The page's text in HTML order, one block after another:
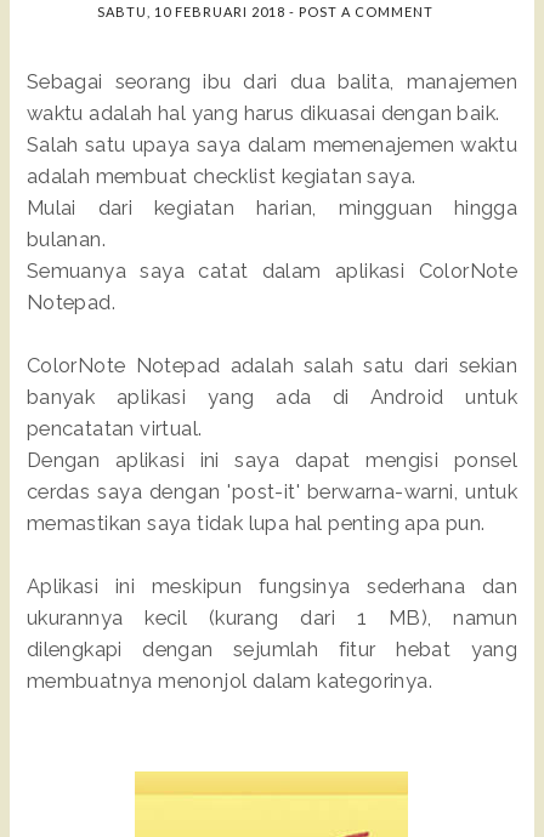
SABTU, 10 FEBRUARI 2018 - POST A COMMENT
Sebagai seorang ibu dari dua balita, manajemen
waktu adalah hal yang harus dikuasai dengan baik.
Salah satu upaya saya dalam memenajemen waktu
adalah membuat checklist kegiatan saya.
Mulai dari kegiatan harian, mingguan hingga
bulanan.
Semuanya saya catat dalam aplikasi ColorNote
Notepad.
ColorNote Notepad adalah salah satu dari sekian
banyak aplikasi yang ada di Android untuk
pencatatan virtual.
Dengan aplikasi ini saya dapat mengisi ponsel
cerdas saya dengan 'post-it' berwarna-warni, untuk
memastikan saya tidak lupa hal penting apa pun.
Aplikasi ini meskipun fungsinya sederhana dan
ukurannya kecil (kurang dari 1 MB), namun
dilengkapi dengan sejumlah fitur hebat yang
membuatnya menonjol dalam kategorinya.